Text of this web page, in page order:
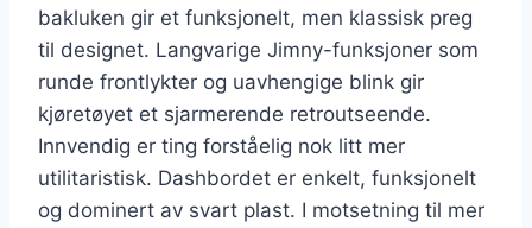
bakluken gir et funksjonelt, men klassisk preg
til designet. Langvarige Jimny-funksjoner som
runde frontlykter og uavhengige blink gir
kjøretøyet et sjarmerende retroutseende.
Innvendig er ting forståelig nok litt mer
utilitaristisk. Dashbordet er enkelt, funksjonelt
og dominert av svart plast. I motsetning til mer